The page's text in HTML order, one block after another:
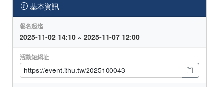
基本資訊
報名起迄
2025-11-02 14:10 ~ 2025-11-07 12:00
活動短網址